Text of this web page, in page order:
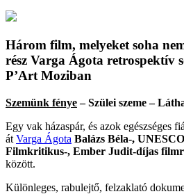
Három film, melyeket soha
rész Varga Ágota retrospektív
P’Art Moziban
Szemünk fénye– Szülei szeme –
Egy vak házaspár, és azok egészséges
át Varga Ágota Balázs Béla-,
Filmkritikus-, Ember Judit-díjas
között.
Különleges, rabulejtő, felzaklató